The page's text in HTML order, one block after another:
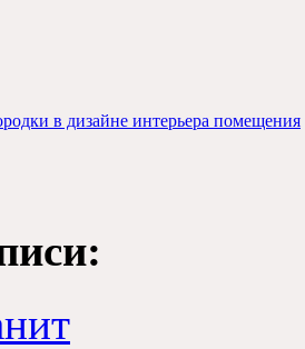
в дизайне интерьера помещения